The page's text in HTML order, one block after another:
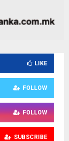
LIKE
FOLLOW
FOLLOW
SUBSCRIBE